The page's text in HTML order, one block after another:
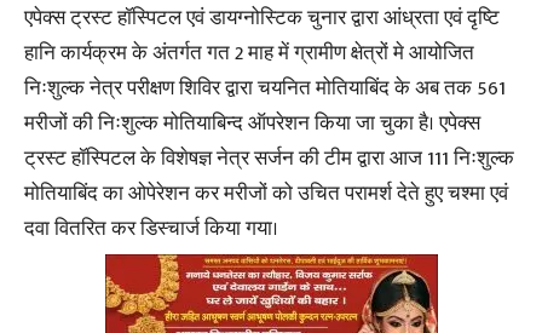
एपेक्स ट्रस्ट हॉस्पिटल एवं डायग्नोस्टिक चुनार द्वारा आंध्रता एवं दृष्टि
हानि कार्यक्रम के अंतर्गत गत 2 माह में ग्रामीण क्षेत्रों मे आयोजित
निःशुल्क नेत्र परीक्षण शिविर द्वारा चयनित मोतियाबिंद के अब तक 561
मरीजों की निःशुल्क मोतियाबिन्द ऑपरेशन किया जा चुका है। एपेक्स
ट्रस्ट हॉस्पिटल के विशेषज्ञ नेत्र सर्जन की टीम द्वारा आज 111 निःशुल्क
मोतियाबिंद का ओपेरेशन कर मरीजों को उचित परामर्श देते हुए चश्मा एवं
दवा वितरित कर डिस्चार्ज किया गया।